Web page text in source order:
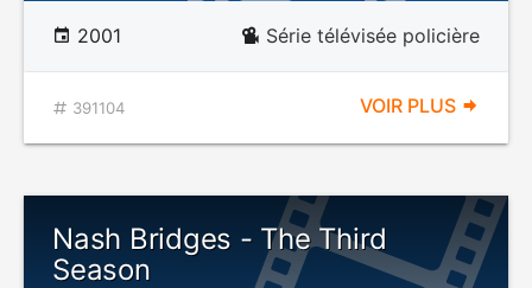
2001 Série télévisée policière
391104 VOIR PLUS
Nash Bridges - The Third
Season